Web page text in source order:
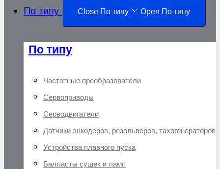
По типу Close По типу Open По типу
По типу
Частотные преобразователи
Сервоприводы
Серводвигатели
Датчики энкодеров, резольверов, тахогенераторов
Устройства плавного пуска
Балласты сушек и ламп